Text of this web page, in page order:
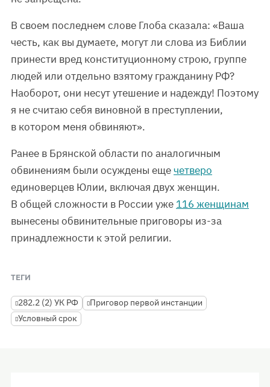
В своем последнем слове Глоба сказала: «Ваша
честь, как вы думаете, могут ли слова из Библии
принести вред конституционному строю, группе
людей или отдельно взятому гражданину РФ?
Наоборот, они несут утешение и надежду! Поэтому
я не считаю себя виновной в преступлении,
в котором меня обвиняют».
Ранее в Брянской области по аналогичным
обвинениям были осуждены ещечетверо
единоверцев Юлии, включая двух женщин.
В общей сложности в России уже 116 женщинам
вынесены обвинительные приговоры из-за
принадлежности к этой религии.
ТЕГИ
282.2 (2) УК РФ
Приговор первой инстанции
Условный срок